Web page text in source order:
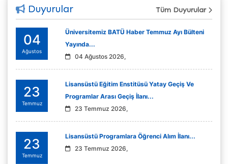
Duyurular Tüm Duyurular
04
Ağustos
Üniversitemiz BATÜ Haber Temmuz Ayı Bülteni
Yayında...
04 Ağustos 2026,
23
Temmuz
Lisansüstü Eğitim Enstitüsü Yatay Geçiş Ve
Programlar Arası Geçiş İlanı...
23 Temmuz 2026,
23
Temmuz
Lisansüstü Programlara Öğrenci Alım İlanı...
23 Temmuz 2026,